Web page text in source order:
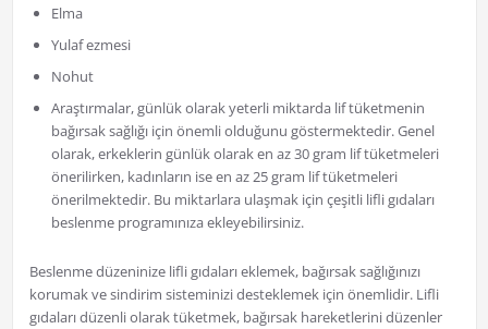
Elma
Yulaf ezmesi
Nohut
Araştırmalar, günlük olarak yeterli miktarda lif tüketmenin
bağırsak sağlığı için önemli olduğunu göstermektedir. Genel
olarak, erkeklerin günlük olarak en az 30 gram lif tüketmeleri
önerilirken, kadınların ise en az 25 gram lif tüketmeleri
önerilmektedir. Bu miktarlara ulaşmak için çeşitli lifli gıdaları
beslenme programınıza ekleyebilirsiniz.
Beslenme düzeninize lifli gıdaları eklemek, bağırsak sağlığınızı
korumak ve sindirim sisteminizi desteklemek için önemlidir. Lifli
gıdaları düzenli olarak tüketmek, bağırsak hareketlerini düzenler